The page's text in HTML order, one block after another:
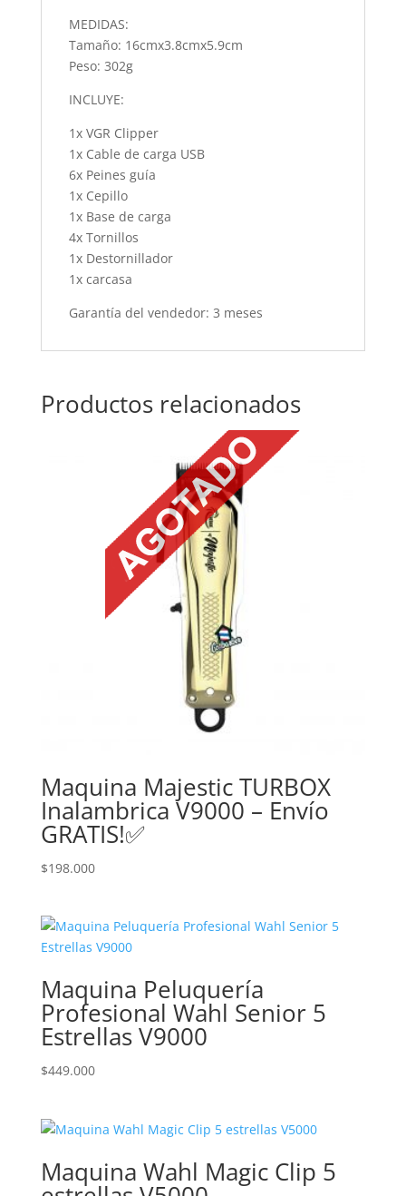
MEDIDAS:
Tamaño: 16cmx3.8cmx5.9cm
Peso: 302g
INCLUYE:
1x VGR Clipper
1x Cable de carga USB
6x Peines guía
1x Cepillo
1x Base de carga
4x Tornillos
1x Destornillador
1x carcasa
Garantía del vendedor: 3 meses
Productos relacionados
Maquina Majestic TURBOX
Inalambrica V9000 – Envío
GRATIS!✅
$198.000
Maquina Peluquería
Profesional Wahl Senior 5
Estrellas V9000
$449.000
Maquina Wahl Magic Clip 5